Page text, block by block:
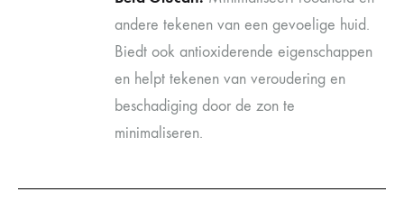
andere tekenen van een gevoelige huid.
Biedt ook antioxiderende eigenschappen
en helpt tekenen van veroudering en
beschadiging door de zon te
minimaliseren.